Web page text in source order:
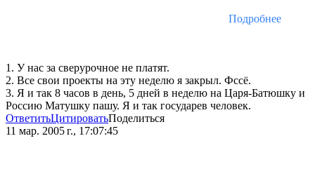
Подробнее
1. У нас за сверурочное не платят.
2. Все свои проекты на эту неделю я закрыл. Фссё.
3. Я и так 8 часов в день, 5 дней в неделю на Царя-Батюшку и
Россию Матушку пашу. Я и так государев человек.
ОтветитьЦитироватьПоделиться
11 мар. 2005 г., 17:07:45